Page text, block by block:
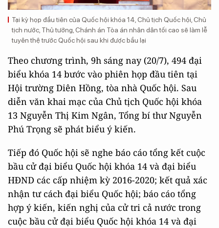
Tại kỳ họp đầu tiên của Quốc hội khóa 14, Chủ tịch Quốc hội, Chủ
tịch nước, Thủ tướng, Chánh án Tòa án nhân dân tối cao sẽ làm lễ
tuyên thệ trước Quốc hội sau khi được bầu lại
Theo chương trình, 9h sáng nay (20/7), 494 đại
biểu khóa 14 bước vào phiên họp đầu tiên tại
Hội trường Diên Hồng, tòa nhà Quốc hội. Sau
diễn văn khai mạc của Chủ tịch Quốc hội khóa
13 Nguyễn Thị Kim Ngân, Tổng bí thư Nguyễn
Phú Trọng sẽ phát biểu ý kiến.
Tiếp đó Quốc hội sẽ nghe báo cáo tổng kết cuộc
bầu cử đại biểu Quốc hội khóa 14 và đại biểu
HĐND các cấp nhiệm kỳ 2016-2020; kết quả xác
nhận tư cách đại biểu Quốc hội; báo cáo tổng
hợp ý kiến, kiến nghị của cử tri cả nước trong
cuộc bầu cử đại biểu Quốc hội khóa 14 và đại